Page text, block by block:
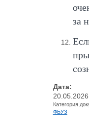
за
Дата:
20.05.2026
Категория
ФБУЗ